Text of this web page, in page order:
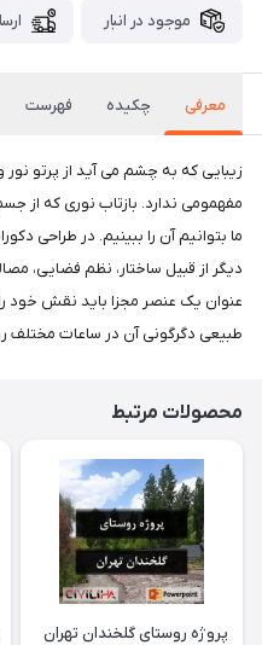
موجود در انبار
معرفی چکیده فهرست
زیبایی که به چشم می آید از پرتو نور
مفهمومی ندارد. بازتاب نوری که
ما بتوانیم آن را ببینیم. در طراحی
دیگر از قبیل ساختار، نظم فضایی،
عنوان یک عنصر مجزا باید نقش خود
طبیعی دگرگونی آن در ساعات مختلف
محصولات مرتبط
پروژه روستای گلخندان تهران